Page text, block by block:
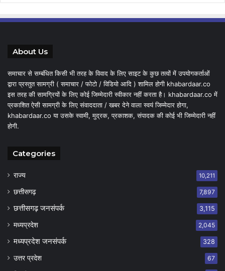
About Us
समाचार से सम्बंधित किसी भी तरह के विवाद के लिए साइट के कुछ तत्वों में उपयोगकर्ताओं
द्वारा प्रस्तुत सामग्री ( समाचार / फोटो / विडियो आदि ) शामिल होगी khabardaar.co
इस तरह की सामग्रियों के लिए कोई जिम्मेदारी स्वीकार नहीं करता है। khabardaar.co में
प्रकाशित ऐसी सामग्री के लिए संवाददाता / खबर देने वाला स्वयं जिम्मेदार होगा,
khabardaar.co या उसके स्वामी, मुद्रक, प्रकाशक, संपादक की कोई भी जिम्मेदारी नहीं
होगी.
Categories
राज्य 10,211
छत्तीसगढ़ 7,897
छत्तीसगढ़ जनसंपर्क 3,115
मध्यप्रदेश 2,045
मध्यप्रदेश जनसंपर्क 328
उत्तर प्रदेश 67